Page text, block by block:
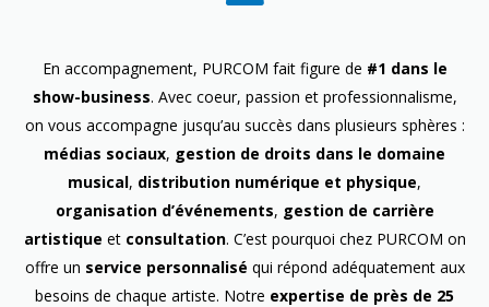
En accompagnement, PURCOM fait figure de #1 dans le
show-business. Avec coeur, passion et professionnalisme,
on vous accompagne jusqu’au succès dans plusieurs sphères :
médias sociaux, gestion de droits dans le domaine
musical, distribution numérique et physique,
organisation d’événements, gestion de carrière
artistique etconsultation. C’est pourquoi chez PURCOM on
offre un service personnalisé qui répond adéquatement aux
besoins de chaque artiste. Notre expertise de près de 25